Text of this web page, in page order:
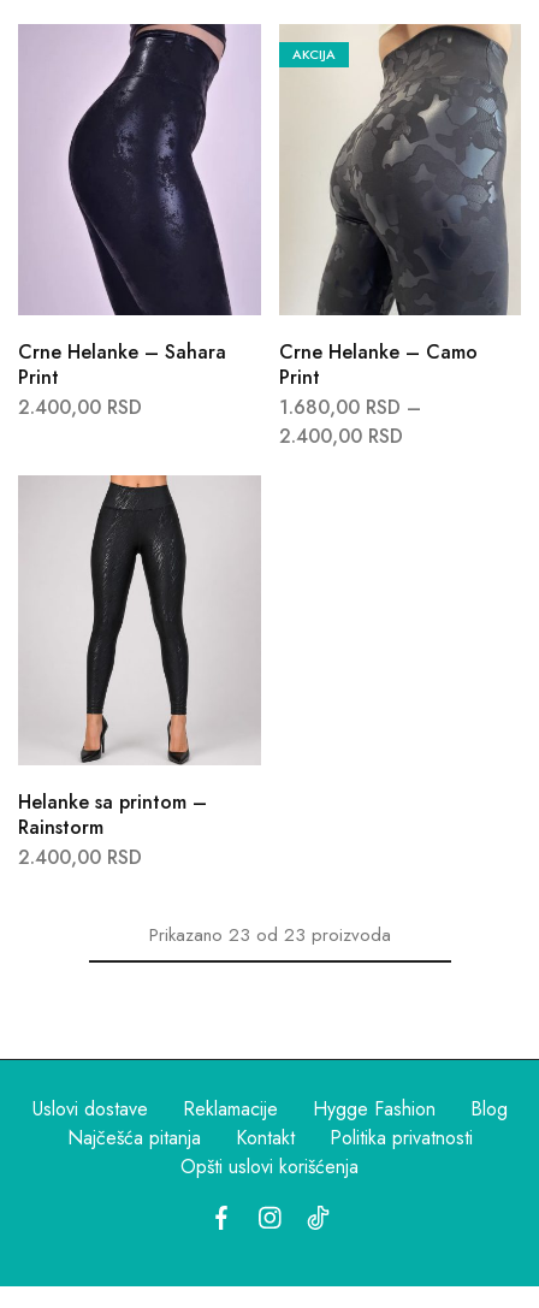
Crne Helanke – Sahara
Print
2.400,00 RSD
AKCIJA
Crne Helanke – Camo
Print
1.680,00 RSD –
2.400,00 RSD
Helanke sa printom –
Rainstorm
2.400,00 RSD
Prikazano 23 od 23 proizvoda
Uslovi dostave Reklamacije Hygge Fashion
Blog
Najčešća pitanja
Kontakt
Politika privatnosti
Opšti uslovi korišćenja